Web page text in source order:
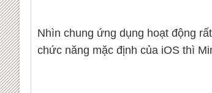
Nhìn chung ứng dụng hoạt động
chức năng mặc định của iOS thì